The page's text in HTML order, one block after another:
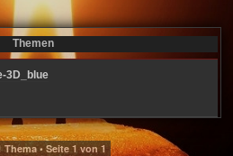
Themen
3D_blue
Thema • Seite 1 von1